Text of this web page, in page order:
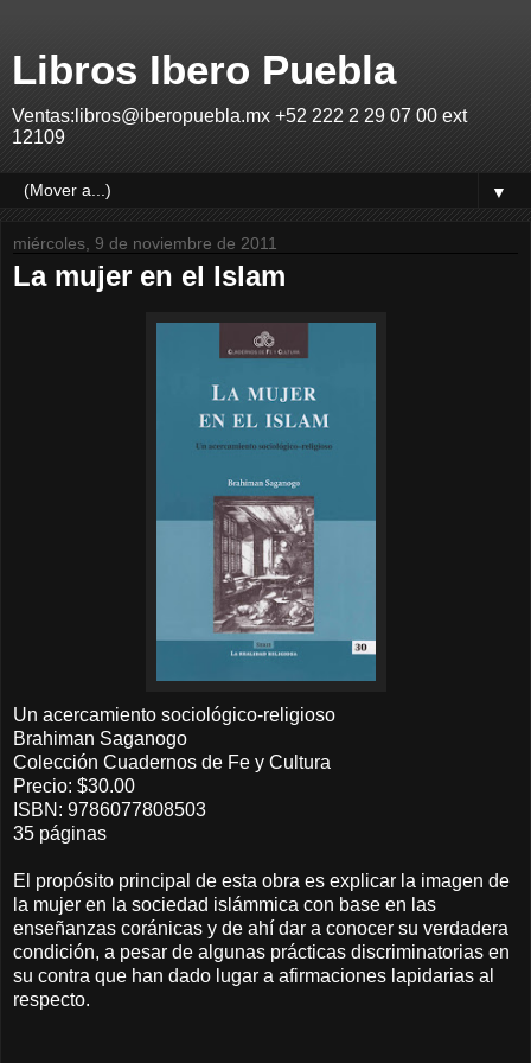
Libros Ibero Puebla
Ventas:libros@iberopuebla.mx +52 222 2 29 07 00 ext
12109
▼
miércoles, 9 de noviembre de 2011
La mujer en el Islam
Un acercamiento sociológico-religioso
Brahiman Saganogo
Colección Cuadernos de Fe y Cultura
Precio: $30.00
ISBN: 9786077808503
35 páginas
El propósito principal de esta obra es explicar la imagen de
la mujer en la sociedad islámmica con base en las
enseñanzas coránicas y de ahí dar a conocer su verdadera
condición, a pesar de algunas prácticas discriminatorias en
su contra que han dado lugar a afirmaciones lapidarias al
respecto.